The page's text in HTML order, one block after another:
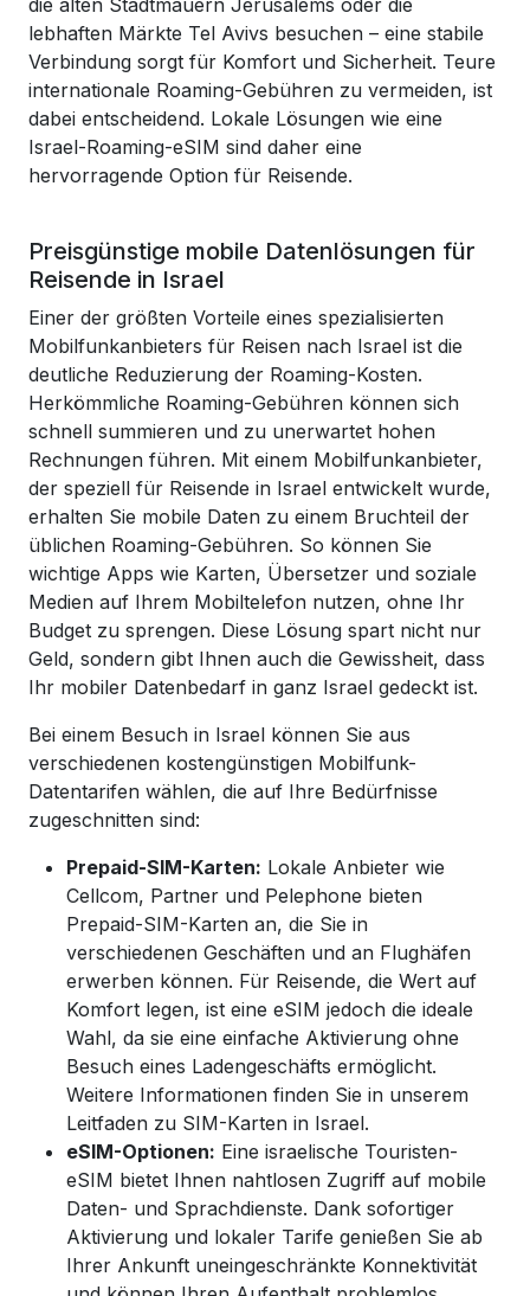
die alten Stadtmauern Jerusalems oder die
lebhaften Märkte Tel Avivs besuchen – eine stabile
Verbindung sorgt für Komfort und Sicherheit. Teure
internationale Roaming-Gebühren zu vermeiden, ist
dabei entscheidend. Lokale Lösungen wie eine
Israel-Roaming-eSIM sind daher eine
hervorragende Option für Reisende.
Preisgünstige mobile Datenlösungen für
Reisende in Israel
Einer der größten Vorteile eines spezialisierten
Mobilfunkanbieters für Reisen nach Israel ist die
deutliche Reduzierung der Roaming-Kosten.
Herkömmliche Roaming-Gebühren können sich
schnell summieren und zu unerwartet hohen
Rechnungen führen. Mit einem Mobilfunkanbieter,
der speziell für Reisende in Israel entwickelt wurde,
erhalten Sie mobile Daten zu einem Bruchteil der
üblichen Roaming-Gebühren. So können Sie
wichtige Apps wie Karten, Übersetzer und soziale
Medien auf Ihrem Mobiltelefon nutzen, ohne Ihr
Budget zu sprengen. Diese Lösung spart nicht nur
Geld, sondern gibt Ihnen auch die Gewissheit, dass
Ihr mobiler Datenbedarf in ganz Israel gedeckt ist.
Bei einem Besuch in Israel können Sie aus
verschiedenen kostengünstigen Mobilfunk-
Datentarifen wählen, die auf Ihre Bedürfnisse
zugeschnitten sind:
Prepaid-SIM-Karten: Lokale Anbieter wie
Cellcom, Partner und Pelephone bieten
Prepaid-SIM-Karten an, die Sie in
verschiedenen Geschäften und an Flughäfen
erwerben können. Für Reisende, die Wert auf
Komfort legen, ist eine eSIM jedoch die ideale
Wahl, da sie eine einfache Aktivierung ohne
Besuch eines Ladengeschäfts ermöglicht.
Weitere Informationen finden Sie in unserem
Leitfaden zu SIM-Karten in Israel.
eSIM-Optionen: Eine israelische Touristen-
eSIM bietet Ihnen nahtlosen Zugriff auf mobile
Daten- und Sprachdienste. Dank sofortiger
Aktivierung und lokaler Tarife genießen Sie ab
Ihrer Ankunft uneingeschränkte Konnektivität